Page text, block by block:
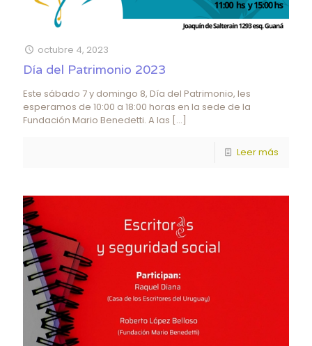
octubre 4, 2023
Día del Patrimonio 2023
Este sábado 7 y domingo 8, Día del Patrimonio, les
esperamos de 10:00 a 18:00 horas en la sede de la
Fundación Mario Benedetti. A las […]
Leer más